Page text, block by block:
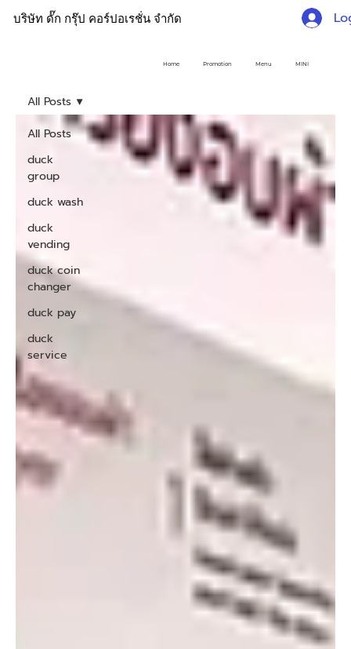
บริษัท ดั๊ก กรุ๊ป คอร์ปอเรชั่น จำกัด
Home Promotion Menu MINI
All Posts
duck
group
duck wash
duck
vending
duck coin
changer
duck pay
duck
service
All Posts